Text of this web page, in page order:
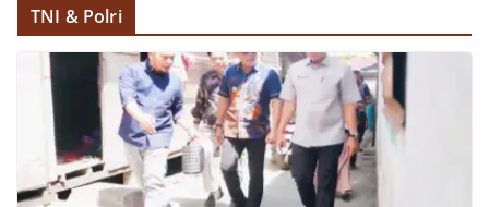
bendera, kegiatan sambang DDS ini juga
dimanfaatkan sebagai sarana deteksi dini (early
warning) guna mengantisipasi potensi gangguan
keamanan dan ketertiban masyarakat
(Kamtibmas) di lingkungan tempat tinggal warga.
Melalui interaksi langsung tersebut,
Bhabinkamtibmas dapat menghimpun informasi
awal terkait situasi sosial, potensi kerawanan,
maupun hal-hal yang dapat mengganggu
TNI & Polri